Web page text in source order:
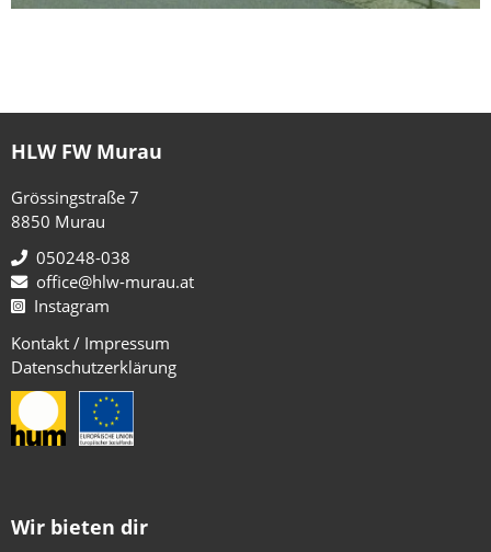
HLW FW Murau
Grössingstraße 7
8850 Murau
050248-038
office@hlw-murau.at
Instagram
Kontakt / Impressum
Datenschutzerklärung
Wir bieten dir